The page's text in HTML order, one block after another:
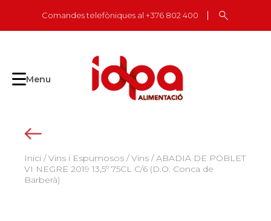
content
Comandes telefòniques al +376 802 400
Menu
Inici /Vins i Espumosos /Vins / ABADIA DE POBLET
VI NEGRE 2019 13,5º 75CL C/6 (D.O. Conca de
Barberà)